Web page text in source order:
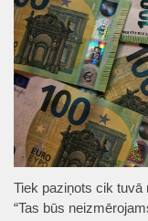
Tiek paziņots cik tuvā
“Tas būs